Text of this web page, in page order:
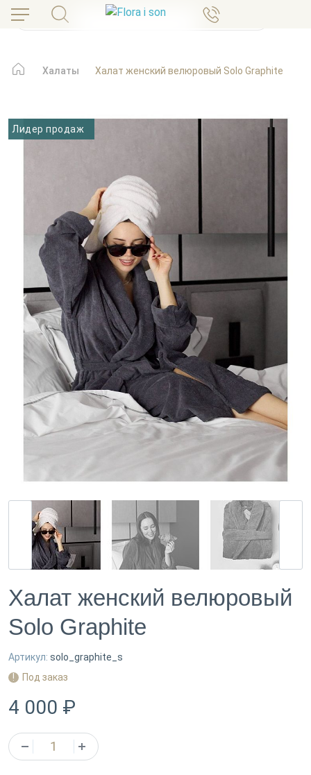
Халаты Халат женский велюровый Solo Graphite
Лидер продаж
Халат женский велюровый
Solo Graphite
Артикул: solo_graphite_s
Под заказ
4 000 ₽